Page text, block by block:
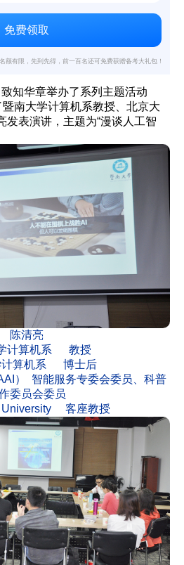
额有限，先到先得，前一百名还可免费获赠备考大礼包！
知华章举办了系列主题活动
南大学计算机系教授、北京大
发表演讲，主题为“漫谈人工智
陈清亮
计算机系 教授
计算机系 博士后
） 智能服务专委会委员、科普
委员会委员
University 客座教授